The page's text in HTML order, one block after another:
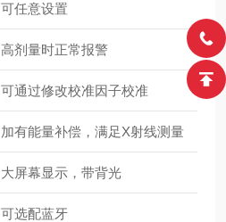
可任意设置
高剂量时正常报警
可通过修改校准因子校准
加有能量补偿，满足X射线测量
大屏幕显示，带背光
可选配蓝牙